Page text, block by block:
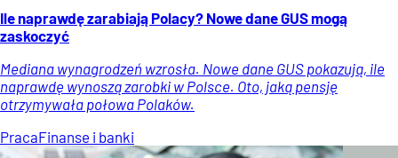
Ile naprawdę zarabiają Polacy? Nowe dane GUS mogą
zaskoczyć
Mediana wynagrodzeń wzrosła. Nowe dane GUS pokazują, ile
naprawdę wynoszą zarobki w Polsce. Oto, jaką pensję
otrzymywała połowa Polaków.
PracaFinanse i banki